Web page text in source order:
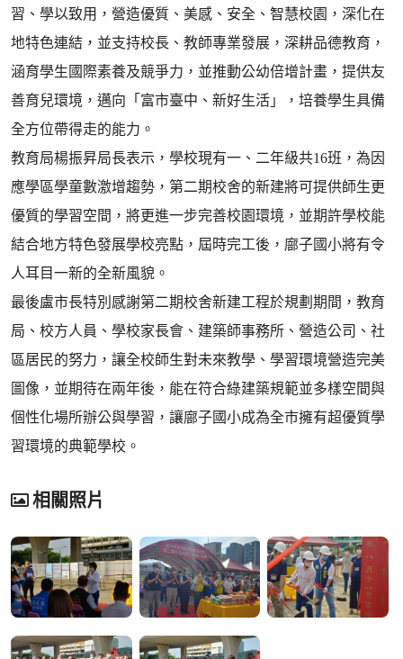
習、學以致用，營造優質、美感、安全、智慧校園，深化在
地特色連結，並支持校長、教師專業發展，深耕品德教育，
涵育學生國際素養及競爭力，並推動公幼倍增計畫，提供友
善育兒環境，邁向「富市臺中、新好生活」，培養學生具備
全方位帶得走的能力。
教育局楊振昇局長表示，學校現有一、二年級共16班，為因
應學區學童數激增趨勢，第二期校舍的新建將可提供師生更
優質的學習空間，將更進一步完善校園環境，並期許學校能
結合地方特色發展學校亮點，屆時完工後，廍子國小將有令
人耳目一新的全新風貌。
最後盧市長特別感謝第二期校舍新建工程於規劃期間，教育
局、校方人員、學校家長會、建築師事務所、營造公司、社
區居民的努力，讓全校師生對未來教學、學習環境營造完美
圖像，並期待在兩年後，能在符合綠建築規範並多樣空間與
個性化場所辦公與學習，讓廍子國小成為全市擁有超優質學
習環境的典範學校。
相關照片